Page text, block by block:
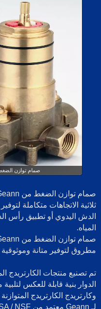
صمام توازن
ثلاثية الاتجاهات متكاملة
الدش اليدوي أو تطبيق
المياه.
مطروق لتوفير متانة
تم تصنيع منتجات الكارتريدج
الدوار بنية قابلة للعكس
وكارتريدج الكارتريدج